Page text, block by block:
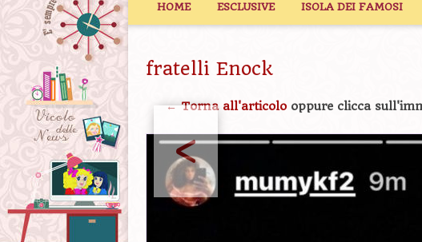
HOME ESCLUSIVE ISOLA DEI FAMOSI
fratelli Enock
← Torna all'articolo oppure clicca
<